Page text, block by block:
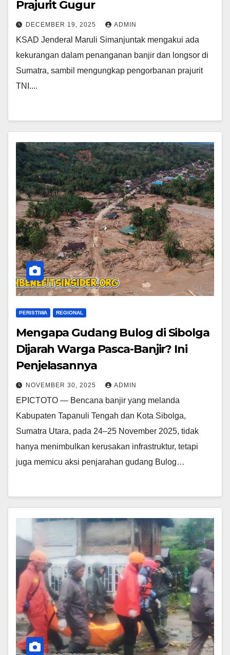
Prajurit Gugur
DECEMBER 19, 2025 ADMIN
KSAD Jenderal Maruli Simanjuntak mengakui ada
kekurangan dalam penanganan banjir dan longsor di
Sumatra, sambil mengungkap pengorbanan prajurit
TNI....
PERISTIWA REGIONAL
Mengapa Gudang Bulog di Sibolga
Dijarah Warga Pasca-Banjir? Ini
Penjelasannya
NOVEMBER 30, 2025 ADMIN
EPICTOTO — Bencana banjir yang melanda
Kabupaten Tapanuli Tengah dan Kota Sibolga,
Sumatra Utara, pada 24–25 November 2025, tidak
hanya menimbulkan kerusakan infrastruktur, tetapi
juga memicu aksi penjarahan gudang Bulog…